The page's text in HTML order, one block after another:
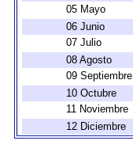
05 Mayo
06 Junio
07 Julio
08 Agosto
09 Septiembre
10 Octubre
11 Noviembre
12 Diciembre